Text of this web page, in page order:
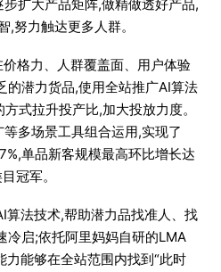
扩大产品矩阵,做精做透好产品,
,努力触达更多人群。
格力、人群覆盖面、用户体验
的潜力货品,使用全站推广AI算法
式拉升投产比,加大投放力度。
多场景工具组合运用,实现了
单品新客规模最高环比增长达
冠军。
算法技术,帮助潜力品找准人、找
冷启;依托阿里妈妈自研的LMA
力能够在全站范围内找到“此时